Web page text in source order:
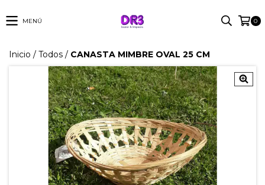
MENÚ 0
Inicio / Todos / CANASTA MIMBRE OVAL 25 CM